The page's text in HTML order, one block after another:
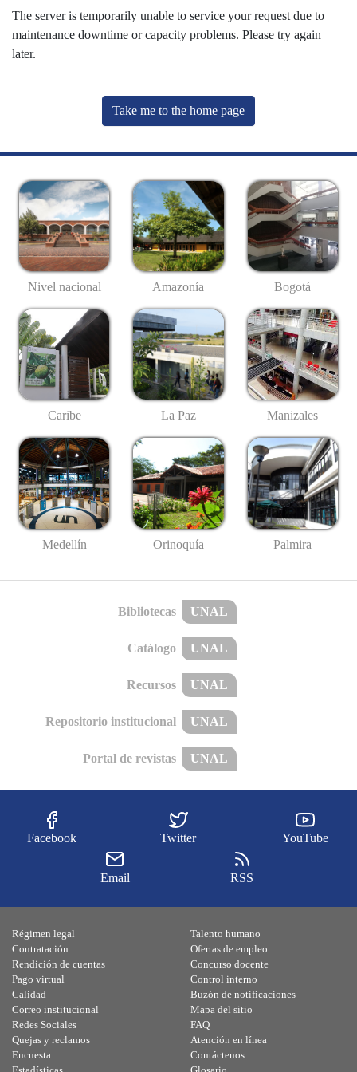
The server is temporarily unable to service your request due to
maintenance downtime or capacity problems. Please try again
later.
Take me to the home page
Nivel nacional Amazonía Bogotá
Caribe La Paz Manizales
Medellín Orinoquía Palmira
Bibliotecas UNAL
Catálogo UNAL
Recursos UNAL
Repositorio institucional UNAL
Portal de revistas UNAL
Facebook Twitter YouTube
Email RSS
Régimen legal
Contratación
Rendición de cuentas
Pago virtual
Calidad
Talento humano
Ofertas de empleo
Concurso docente
Control interno
Buzón de notificaciones
Correo institucional
Redes Sociales
Quejas y reclamos
Encuesta
Mapa del sitio
FAQ
Atención en línea
Contáctenos